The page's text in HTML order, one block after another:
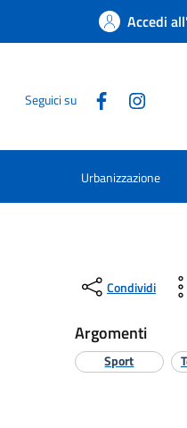
Accedi
Seguici su
Urbanizzazione
Condividi
Argomenti
Sport